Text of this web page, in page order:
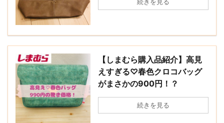
続きを見る
【しまむら購入品紹介】高見
えすぎる♡春色クロコバッグ
がまさかの900円！？
続きを見る